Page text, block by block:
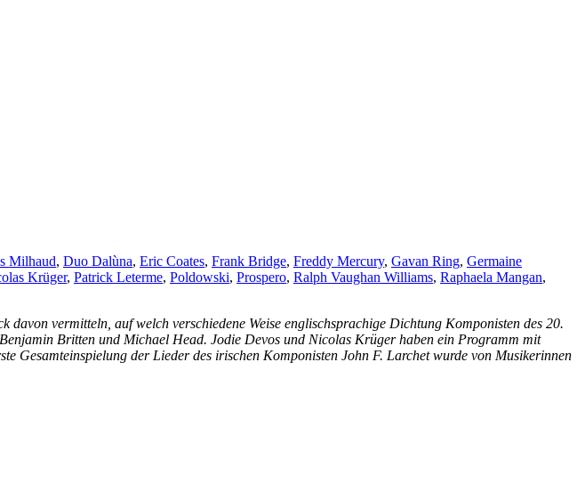
Milhaud, Duo Dalùna, Eric Coates, Frank Bridge, Freddy Mercury, Gavan Ring, Germaine
Krüger, Patrick Leterme, Poldowski, Prospero, Ralph Vaughan Williams, Raphaela Mangan,
vermitteln, auf welch verschiedene Weise englischsprachige Dichtung Komponisten des 20.
Britten und Michael Head. Jodie Devos und Nicolas Krüger haben ein Programm mit
Gesamteinspielung der Lieder des irischen Komponisten John F. Larchet wurde von Musikerinnen